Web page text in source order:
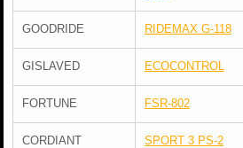
GOODRIDE RIDEMAX G-118
GISLAVED ECOCONTROL
FORTUNE FSR-802
CORDIANT SPORT 3 PS-2